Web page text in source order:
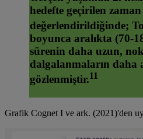
hedefte geçirilen zaman
değerlendirildiğinde;
boyunca aralıkta (70-
sürenin daha uzun,
dalgalanmaların daha
gözlenmiştir.11
Grafik Cognet I ve ark. (2021)'den